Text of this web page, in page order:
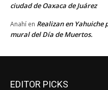
ciudad de Oaxaca de Juárez
Anahí en Realizan en Yahuiche
mural del Día de Muertos.
EDITOR PICKS